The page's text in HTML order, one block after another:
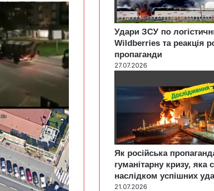
Удари ЗСУ по
Wildberries та реакція
пропаганди
27.07.2026
Як російська
гуманітарну кризу, яка
наслідком успішних
21.07.2026